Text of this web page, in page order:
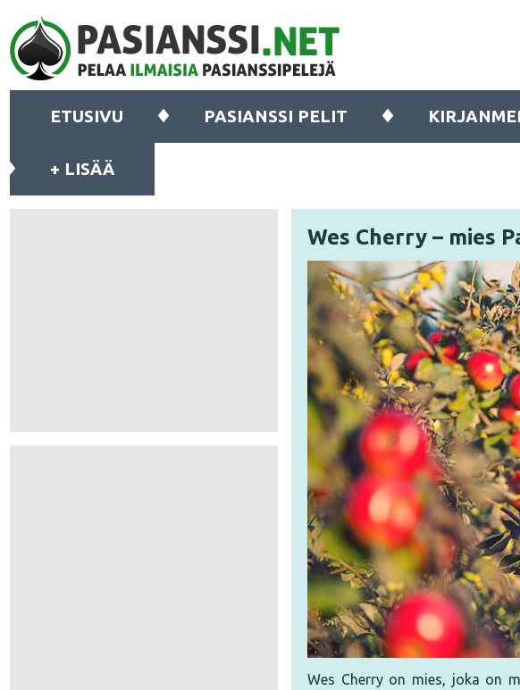
ETUSIVU PASIANSSI PELIT
+ LISÄÄ
Wes Cherry – mies
Wes Cherry on mies, joka on